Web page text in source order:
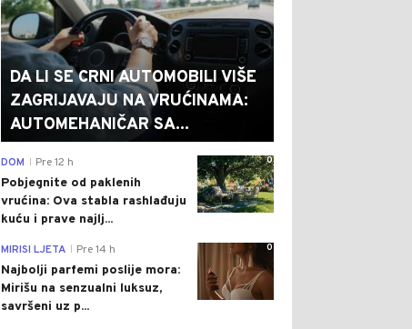
DA LI SE CRNI AUTOMOBILI VIŠE
ZAGRIJAVAJU NA VRUĆINAMA:
AUTOMEHANIČAR SA...
0
DOM Pre 12 h
Pobjegnite od paklenih
vrućina: Ova stabla rashlađuju
kuću i prave najlj...
0
MIRISI LJETA Pre 14 h
Najbolji parfemi poslije mora:
Mirišu na senzualni luksuz,
savršeni uz p...